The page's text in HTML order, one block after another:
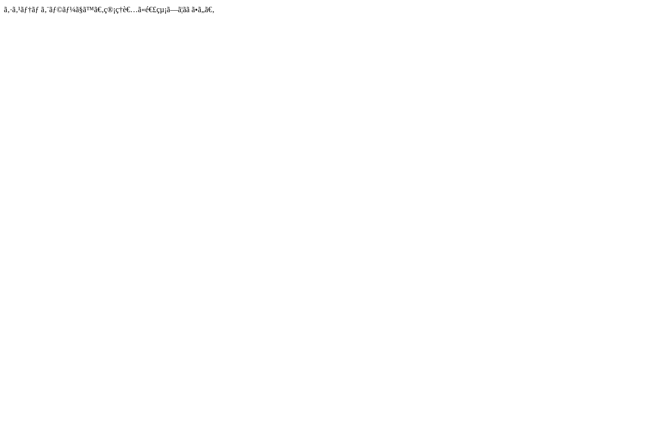
ã‚·ã‚¹ãƒ†ãƒ ã‚¨ãƒ©ãƒ¼ã§ã™ã€‚ç®¡ç†è€…ã«é€£çµ¡ã—ã¦ãã ã•ã„ã€‚